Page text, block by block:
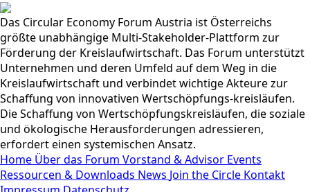
Das Circular Economy Forum Austria ist Österreichs
größte unabhängige Multi-Stakeholder-Plattform zur
Förderung der Kreislaufwirtschaft. Das Forum unterstützt
Unternehmen und deren Umfeld auf dem Weg in die
Kreislaufwirtschaft und verbindet wichtige Akteure zur
Schaffung von innovativen Wertschöpfungs-kreisläufen.
Die Schaffung von Wertschöpfungskreisläufen, die soziale
und ökologische Herausforderungen adressieren,
erfordert einen systemischen Ansatz.
Home Über das Forum Vorstand & Advisor Events
Ressourcen & Downloads News Join the Circle Kontakt